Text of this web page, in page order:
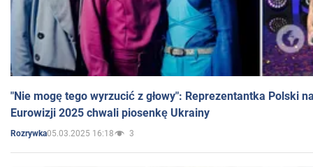
"Nie mogę tego wyrzucić z głowy": Reprezentantka Polski
Eurowizji 2025 chwali piosenkę Ukrainy
Rozrywka05.03.2025 16:18 3